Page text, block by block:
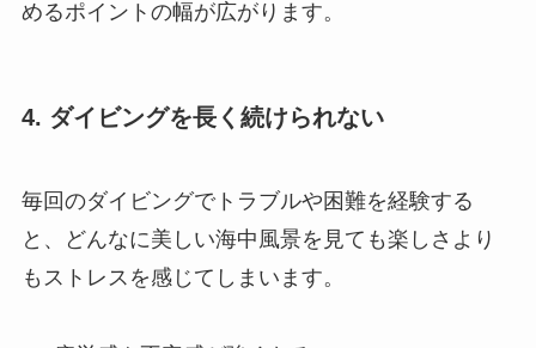
めるポイントの幅が広がります。
4. ダイビングを長く続けられない
毎回のダイビングでトラブルや困難を経験する
と、どんなに美しい海中風景を見ても楽しさより
もストレスを感じてしまいます。